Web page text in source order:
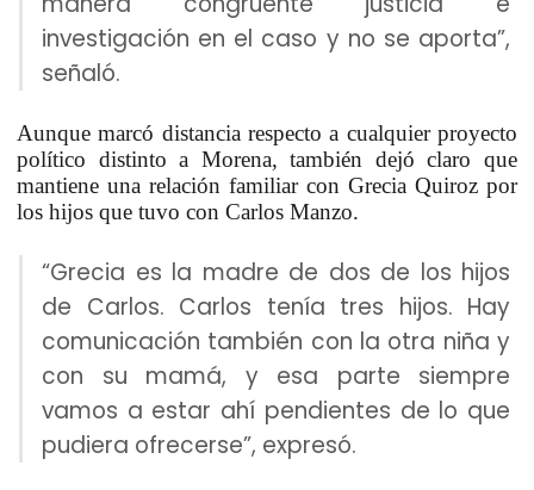
investigación en el caso y no se aporta”,
señaló.
Aunque marcó distancia respecto a cualquier proyecto
político distinto a Morena, también dejó claro que
mantiene una relación familiar con Grecia Quiroz por
los hijos que tuvo con Carlos Manzo.
“Grecia es la madre de dos de los hijos
de Carlos. Carlos tenía tres hijos. Hay
comunicación también con la otra niña y
con su mamá, y esa parte siempre
vamos a estar ahí pendientes de lo que
pudiera ofrecerse”, expresó.